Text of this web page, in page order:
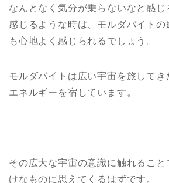
なんとなく気分が乗らないなと感じ
感じるような時は、モルダバイトの
も心地よく感じられるでしょう。
モルダバイトは広い宇宙を旅してき
エネルギーを宿しています。
その広大な宇宙の意識に触れるこ
けなものに思えてくるはずです。